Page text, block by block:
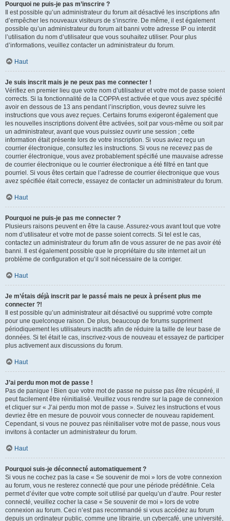
Pourquoi ne puis-je pas m’inscrire ?
Il est possible qu’un administrateur du forum ait désactivé les inscriptions afin
d’empêcher les nouveaux visiteurs de s’inscrire. De même, il est également
possible qu’un administrateur du forum ait banni votre adresse IP ou interdit
l’utilisation du nom d’utilisateur que vous souhaitez utiliser. Pour plus
d’informations, veuillez contacter un administrateur du forum.
Haut
Je suis inscrit mais je ne peux pas me connecter !
Vérifiez en premier lieu que votre nom d’utilisateur et votre mot de passe soient
corrects. Si la fonctionnalité de la COPPA est activée et que vous avez spécifié
avoir en dessous de 13 ans pendant l’inscription, vous devrez suivre les
instructions que vous avez reçues. Certains forums exigeront également que
les nouvelles inscriptions doivent être activées, soit par vous-même ou soit par
un administrateur, avant que vous puissiez ouvrir une session ; cette
information était présente lors de votre inscription. Si vous aviez reçu un
courrier électronique, consultez les instructions. Si vous ne recevez pas de
courrier électronique, vous avez probablement spécifié une mauvaise adresse
de courrier électronique ou le courrier électronique a été filtré en tant que
pourriel. Si vous êtes certain que l’adresse de courrier électronique que vous
avez spécifiée était correcte, essayez de contacter un administrateur du forum.
Haut
Pourquoi ne puis-je pas me connecter ?
Plusieurs raisons peuvent en être la cause. Assurez-vous avant tout que votre
nom d’utilisateur et votre mot de passe soient corrects. Si tel est le cas,
contactez un administrateur du forum afin de vous assurer de ne pas avoir été
banni. Il est également possible que le propriétaire du site internet ait un
problème de configuration et qu’il soit nécessaire de la corriger.
Haut
Je m’étais déjà inscrit par le passé mais ne peux à présent plus me
connecter ?!
Il est possible qu’un administrateur ait désactivé ou supprimé votre compte
pour une quelconque raison. De plus, beaucoup de forums suppriment
périodiquement les utilisateurs inactifs afin de réduire la taille de leur base de
données. Si tel était le cas, inscrivez-vous de nouveau et essayez de participer
plus activement aux discussions du forum.
Haut
J’ai perdu mon mot de passe !
Pas de panique ! Bien que votre mot de passe ne puisse pas être récupéré, il
peut facilement être réinitialisé. Veuillez vous rendre sur la page de connexion
et cliquer sur « J’ai perdu mon mot de passe ». Suivez les instructions et vous
devriez être en mesure de pouvoir vous connecter de nouveau rapidement.
Cependant, si vous ne pouvez pas réinitialiser votre mot de passe, nous vous
invitons à contacter un administrateur du forum.
Haut
Pourquoi suis-je déconnecté automatiquement ?
Si vous ne cochez pas la case « Se souvenir de moi » lors de votre connexion
au forum, vous ne resterez connecté que pour une période prédéfinie. Cela
permet d’éviter que votre compte soit utilisé par quelqu’un d’autre. Pour rester
connecté, veuillez cocher la case « Se souvenir de moi » lors de votre
connexion au forum. Ceci n’est pas recommandé si vous accédez au forum
depuis un ordinateur public, comme une librairie, un cybercafé, une université,